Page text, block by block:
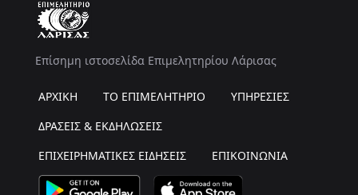
Επίσημη ιστοσελίδα Επιμελητηρίου Λάρισας
ΑΡΧΙΚΗ ΤΟ ΕΠΙΜΕΛΗΤΗΡΙΟ
ΥΠΗΡΕΣΙΕΣ
ΔΡΑΣΕΙΣ & ΕΚΔΗΛΩΣΕΙΣ
ΕΠΙΧΕΙΡΗΜΑΤΙΚΕΣ ΕΙΔΗΣΕΙΣ
ΕΠΙΚΟΙΝΩΝΙΑ